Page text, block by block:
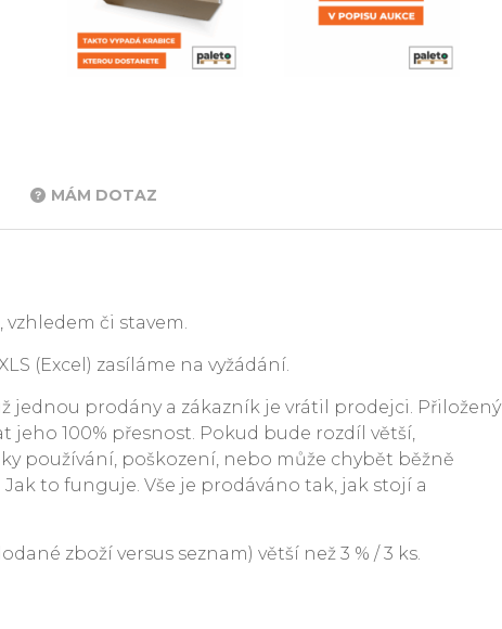
MÁM DOTAZ
či stavem.
(Excel) zasíláme na vyžádání.
jednou prodány a zákazník je vrátil prodejci. Přiložený
jeho 100% přesnost. Pokud bude rozdíl větší,
používání, poškození, nebo může chybět běžně
to funguje. Vše je prodáváno tak, jak stojí a
zboží versus seznam) větší než 3 % / 3 ks.